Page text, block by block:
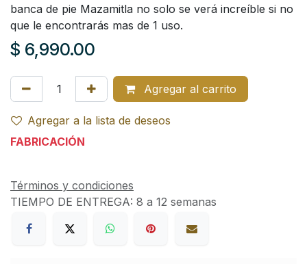
banca de pie Mazamitla no solo se verá increíble si no
que le encontrarás mas de 1 uso.
$ 6,990.00
Agregar al carrito
Agregar a la lista de deseos
FABRICACIÓN
Términos y condiciones
TIEMPO DE ENTREGA: 8 a 12 semanas